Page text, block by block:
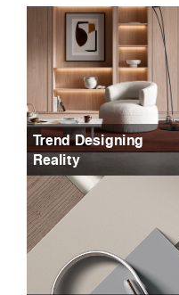
Trend Designing
Reality